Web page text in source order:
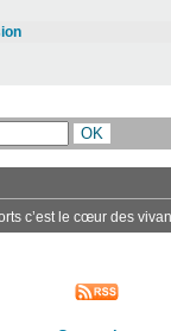
c’est le cœur des